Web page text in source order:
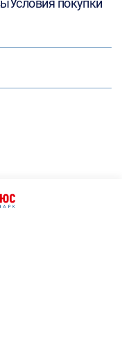
Условия покупки